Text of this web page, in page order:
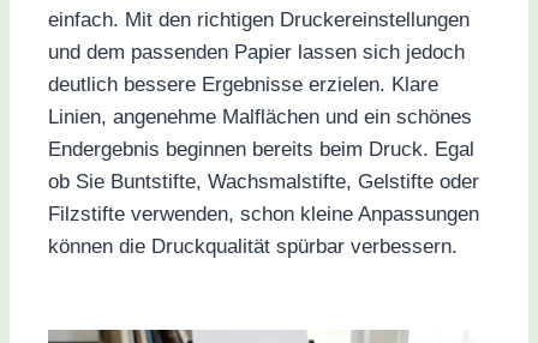
einfach. Mit den richtigen Druckereinstellungen
und dem passenden Papier lassen sich jedoch
deutlich bessere Ergebnisse erzielen. Klare
Linien, angenehme Malflächen und ein schönes
Endergebnis beginnen bereits beim Druck. Egal
ob Sie Buntstifte, Wachsmalstifte, Gelstifte oder
Filzstifte verwenden, schon kleine Anpassungen
können die Druckqualität spürbar verbessern.